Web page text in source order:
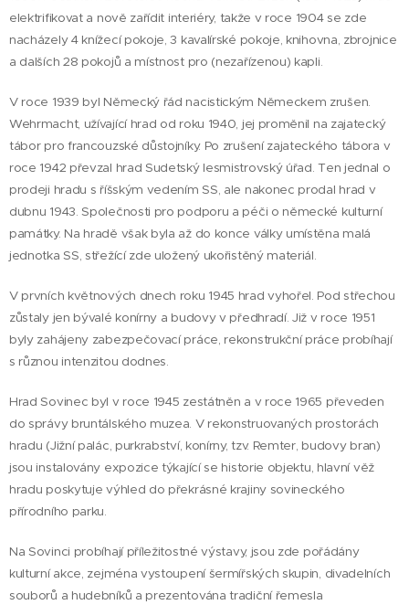
elektrifikovat a nově zařídit interiéry, takže v roce 1904 se zde
nacházely 4 knížecí pokoje, 3 kavalírské pokoje, knihovna, zbrojnice
a dalších 28 pokojů a místnost pro (nezařízenou) kapli.
V roce 1939 byl Německý řád nacistickým Německem zrušen.
Wehrmacht, užívající hrad od roku 1940, jej proměnil na zajatecký
tábor pro francouzské důstojníky. Po zrušení zajateckého tábora v
roce 1942 převzal hrad Sudetský lesmistrovský úřad. Ten jednal o
prodeji hradu s říšským vedením SS, ale nakonec prodal hrad v
dubnu 1943. Společnosti pro podporu a péči o německé kulturní
památky. Na hradě však byla až do konce války umístěna malá
jednotka SS, střežící zde uložený ukořistěný materiál.
V prvních květnových dnech roku 1945 hrad vyhořel. Pod střechou
zůstaly jen bývalé konírny a budovy v předhradí. Již v roce 1951
byly zahájeny zabezpečovací práce, rekonstrukční práce probíhají
s různou intenzitou dodnes.
Hrad Sovinec byl v roce 1945 zestátněn a v roce 1965 převeden
do správy bruntálského muzea. V rekonstruovaných prostorách
hradu (Jižní palác, purkrabství, konírny, tzv. Remter, budovy bran)
jsou instalovány expozice týkající se historie objektu, hlavní věž
hradu poskytuje výhled do překrásné krajiny sovineckého
přírodního parku.
Na Sovinci probíhají příležitostné výstavy, jsou zde pořádány
kulturní akce, zejména vystoupení šermířských skupin, divadelních
souborů a hudebníků a prezentována tradiční řemesla